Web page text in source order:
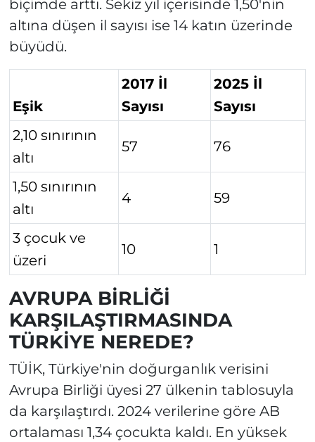
biçimde arttı. Sekiz yıl içerisinde 1,50'nin
altına düşen il sayısı ise 14 katın üzerinde
büyüdü.
Eşik
2017 İl
Sayısı
2025 İl
Sayısı
2,10 sınırının
altı
57 76
1,50 sınırının
altı
4 59
3 çocuk ve
üzeri
10 1
AVRUPA BİRLİĞİ
KARŞILAŞTIRMASINDA
TÜRKİYE NEREDE?
TÜİK, Türkiye'nin doğurganlık verisini
Avrupa Birliği üyesi 27 ülkenin tablosuyla
da karşılaştırdı. 2024 verilerine göre AB
ortalaması 1,34 çocukta kaldı. En yüksek